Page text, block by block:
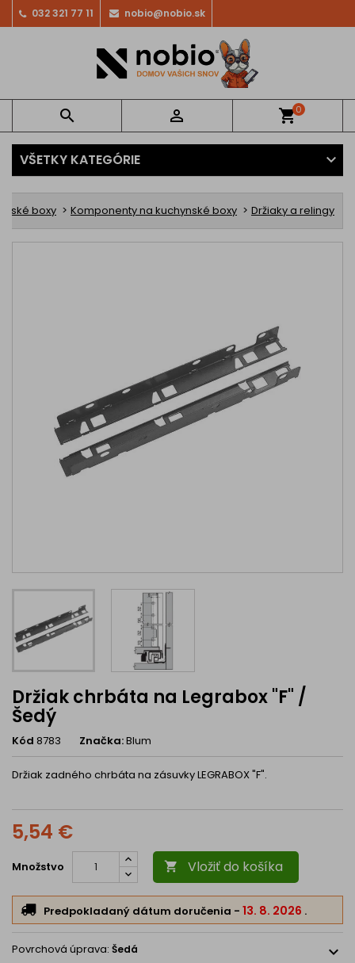
032 321 77 11 nobio@nobio.sk
  shopping_cart0
VŠETKY KATEGÓRIE
boxy Komponenty na kuchynské boxy Držiaky a relingy
Držiak chrbáta na Legrabox "F" /
Šedý
Kód 8783 Značka:Blum
Držiak zadného chrbáta na zásuvky LEGRABOX"F".
5,54 €
Množstvo  Vložiť do košíka
Predpokladaný dátum doručenia - 13. 8. 2026 .
Povrchová úprava: Šedá expand_more